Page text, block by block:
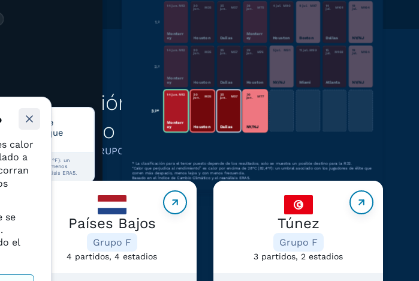
del 50% de
calor que
de 28°C (82,4°F): un
más despacio, menos
Index y reanálisis ERA5.
1.º
14 jun. M12
Monterr
ey
20
jun. M 35
Houston
25
jun. M 57
Dallas
29
jun. M 75
Monterr
ey
4 jul. M90
Houston
9 jul. M97
Boston
14
jul. M101
Dallas
19
jul. M104
NY/NJ
2.º
14 jun. M12
Monterr
ey
20
jun.
M 35
Houston
25
jun.
M 57
Dallas
29
jun.
M76
Houston
5 jul. M 91
NY/NJ
11 jul. M99
Miami
15
jul.
M102
Atlanta
19
jul.
M104
NY/NJ
3.º*
14 jun.M12
Monterr
ey
20
jun.
M35
Houston
25
jun.
M57
Dallas
30
jun.
M77
NY/NJ
*La clasificación para el tercer puesto depende de los resultados; solo se muestra un posible destino para la R32.
“Calor que perjudica al rendimiento” es calor por encima de 28°C (82,4°F): un umbral asociado con los jugadores de élite que
corren más despacio, menos lejos y con menos frecuencia.
Basado en el Índice de Cambio Climático y el reanálisis ERA5.
sobre los equipos del
mismo grupo
GRUPO F
Países Bajos
Grupo F
4 partidos, 4 estadios
Túnez
Grupo F
3 partidos, 2 estadios
calor
a
se
el